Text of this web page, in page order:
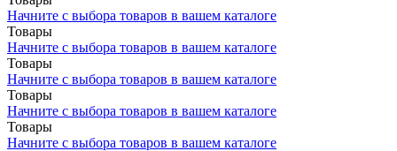
Начните с выбора товаров в вашем каталоге
Товары
Начните с выбора товаров в вашем каталоге
Товары
Начните с выбора товаров в вашем каталоге
Товары
Начните с выбора товаров в вашем каталоге
Товары
Начните с выбора товаров в вашем каталоге